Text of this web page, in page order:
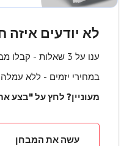
לא יודעים איזה
ענו על 3 שאלות - קבלו מבחר פריטים מותאם אישית
במחירי יזמים - ללא
מעוניין? לחץ על "בצע
עשה את המבחן